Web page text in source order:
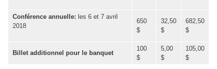
Conférence annuelle: les 6 et 7 avril
2018
650
$
32,50
$
682,50
$
Billet additionnel pour le banquet
100
$
5,00
$
105,00
$